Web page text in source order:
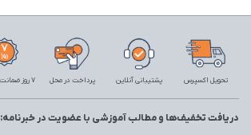
تحویل اکسپرس پشتیبانی آنلاین پرداخت در محل 7 روز ضمانت بازگشت
دریافت تخفیف‌ها و مطالب آموزشی با عضویت در خبرنامه: